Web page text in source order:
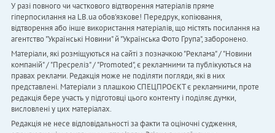
У разі повного чи часткового відтворення матеріалів пряме
гіперпосилання на LB.ua обов'язкове! Передрук, копіювання,
відтворення або інше використання матеріалів, що містять посилання на
агентство "Українськi Новини" й "Українська Фото Група", заборонено.
Матеріали, які розміщуються на сайті з позначкою "Реклама" / "Новини
компаній" / "Пресреліз" / "Promoted", є рекламними та публікуються на
правах реклами. Редакція може не поділяти погляди, які в них
представлені. Матеріали з плашкою СПЕЦПРОЄКТ є рекламними, проте
редакція бере участь у підготовці цього контенту і поділяє думки,
висловлені у цих матеріалах.
Редакція не несе відповідальності за факти та оціночні судження,